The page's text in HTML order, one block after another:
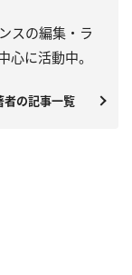
スの編集・ラ
心に活動中。
者の記事一覧